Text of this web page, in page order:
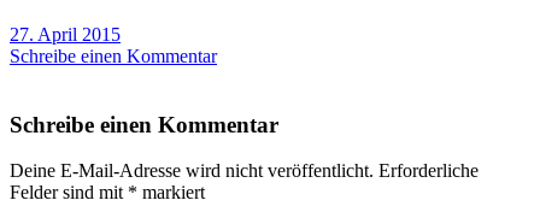
27. April 2015
Schreibe einen Kommentar
Schreibe einen Kommentar
Deine E-Mail-Adresse wird nicht veröffentlicht. Erforderliche
Felder sind mit * markiert